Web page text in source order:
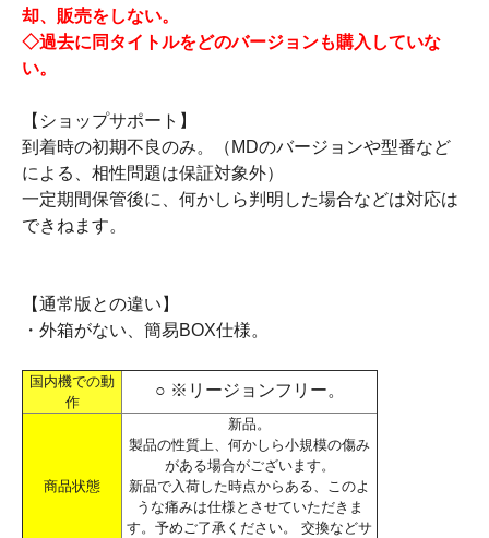
却、販売をしない。
◇過去に同タイトルをどのバージョンも購入していな
い。
【ショップサポート】
到着時の初期不良のみ。（MDのバージョンや型番など
による、相性問題は保証対象外）
一定期間保管後に、何かしら判明した場合などは対応は
できねます。
【通常版との違い】
・外箱がない、簡易BOX仕様。
国内機での動
作
○ ※リージョンフリー。
商品状態
新品。
製品の性質上、何かしら小規模の傷み
がある場合がございます。
新品で入荷した時点からある、このよ
うな痛みは仕様とさせていただきま
す。予めご了承ください。 交換などサ